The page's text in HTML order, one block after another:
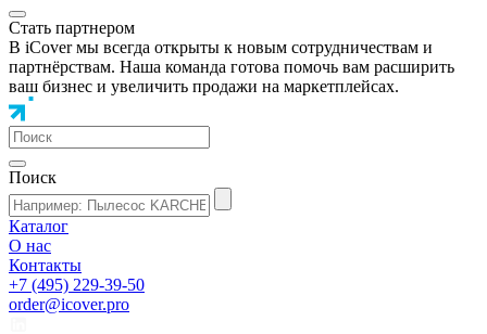
Стать партнером
В iCover мы всегда открыты к новым сотрудничествам и
партнёрствам. Наша команда готова помочь вам расширить
ваш бизнес и увеличить продажи на маркетплейсах.
Поиск
Каталог
О нас
Контакты
+7 (495) 229-39-50
order@icover.pro